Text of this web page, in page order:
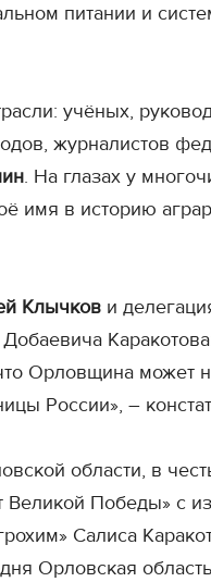
питании и
учёных,
журналистов
. На глазах у
имя в историю
Клычков и
Орловщина
России», –
области, в
Победы» с
Салиса
Орловская